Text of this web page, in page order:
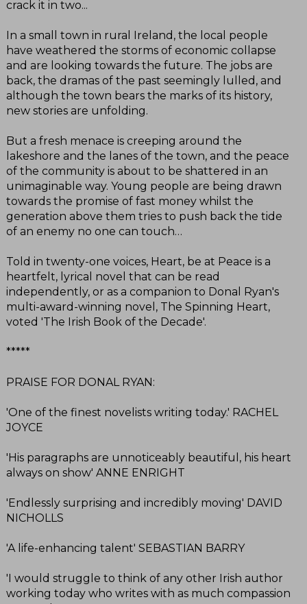
crack it in two...
In a small town in rural Ireland, the local people
have weathered the storms of economic collapse
and are looking towards the future. The jobs are
back, the dramas of the past seemingly lulled, and
although the town bears the marks of its history,
new stories are unfolding.
But a fresh menace is creeping around the
lakeshore and the lanes of the town, and the peace
of the community is about to be shattered in an
unimaginable way. Young people are being drawn
towards the promise of fast money whilst the
generation above them tries to push back the tide
of an enemy no one can touch…
Told in twenty-one voices, Heart, be at Peace is a
heartfelt, lyrical novel that can be read
independently, or as a companion to Donal Ryan's
multi-award-winning novel, The Spinning Heart,
voted 'The Irish Book of the Decade'.
*****
PRAISE FOR DONAL RYAN:
'One of the finest novelists writing today.' RACHEL
JOYCE
'His paragraphs are unnoticeably beautiful, his heart
always on show' ANNE ENRIGHT
'Endlessly surprising and incredibly moving' DAVID
NICHOLLS
'A life-enhancing talent' SEBASTIAN BARRY
'I would struggle to think of any other Irish author
working today who writes with as much compassion